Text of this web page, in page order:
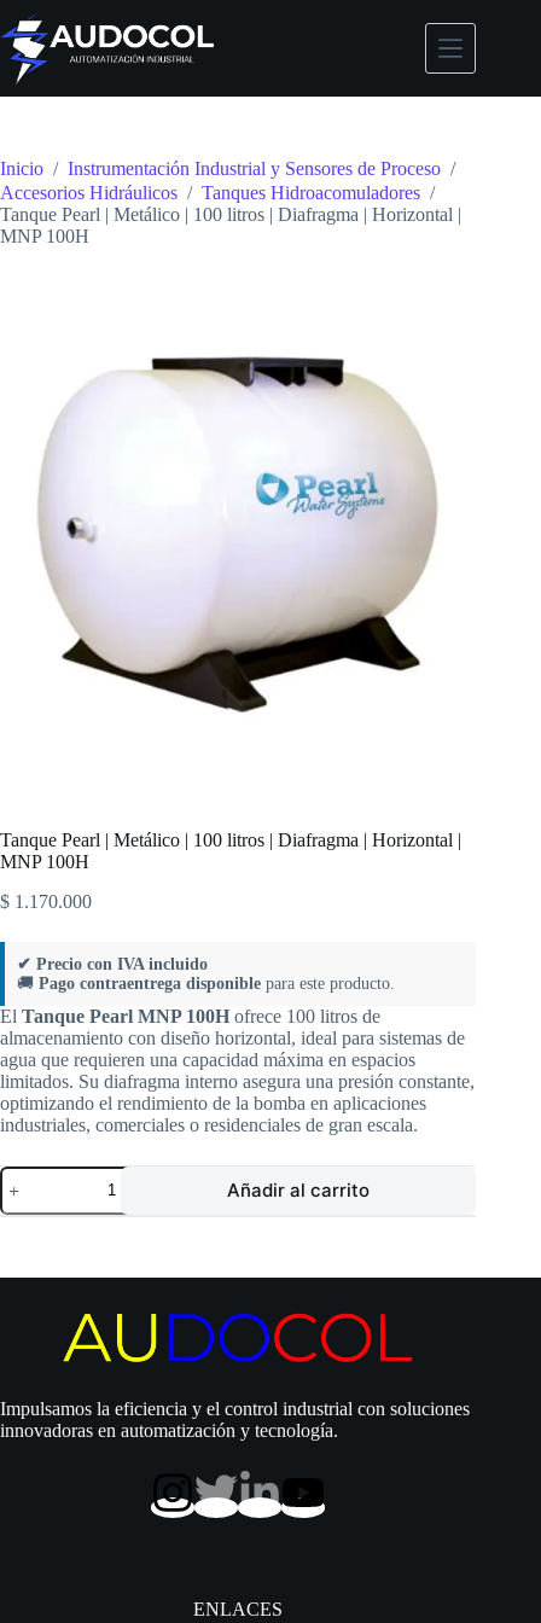
Saltar
al
contenido
Inicio / Instrumentación Industrial y Sensores de Proceso /
Accesorios Hidráulicos / Tanques Hidroacomuladores /
Tanque Pearl | Metálico | 100 litros | Diafragma | Horizontal |
MNP 100H
Tanque Pearl | Metálico | 100 litros | Diafragma | Horizontal |
MNP 100H
$ 1.170.000
✔ Precio con IVA incluido
🚚 Pago contraentrega disponible para este producto.
El Tanque Pearl MNP 100H ofrece 100 litros de
almacenamiento con diseño horizontal, ideal para sistemas de
agua que requieren una capacidad máxima en espacios
limitados. Su diafragma interno asegura una presión constante,
optimizando el rendimiento de la bomba en aplicaciones
industriales, comerciales o residenciales de gran escala.
Tanque
Pearl
|
100
Diafragma
|
MNP
100H
Añadir al carrito
Impulsamos la eficiencia y el control industrial con soluciones
innovadoras en automatización y tecnología.
ENLACES